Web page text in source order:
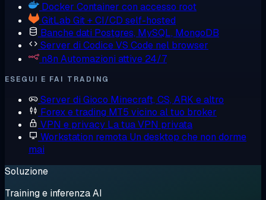
Docker Container con accesso root
GitLab Git + CI/CD self-hosted
Banche dati Postgres, MySQL, MongoDB
Server di CodiceVS Code nel browser
n8n Automazioni attive 24/7
ESEGUI E FAI TRADING
Server di Gioco Minecraft, CS, ARK e altro
Forex e trading MT5 vicino al tuo broker
VPN e privacy La tua VPN privata
Workstation remota Un desktop che non dorme
mai
Soluzione
Training e inferenza AI